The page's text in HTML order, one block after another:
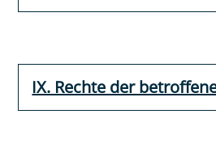
IX. Rechte der